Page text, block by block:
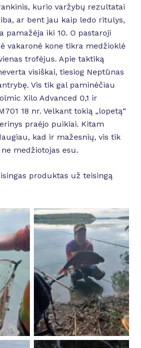
kurio varžybų rezultatai
ar bent jau kaip ledo ritulys,
iki 10. O pastaroji
vakaronė kone tikra medžioklė
trofėjus. Apie taktiką
visiškai, tiesiog Neptūnas
Vis tik gal paminėčiau
Xilo Advanced 0,1 ir
18 nr. Velkant tokią „lopetą“
praėjo puikiai. Kitam
kad ir mažesnių, vis tik
medžiotojas esu.
produktas už teisingą
No Caption